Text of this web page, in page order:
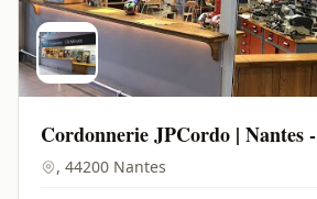
Cordonnerie JPCordo | Nantes
, 44200 Nantes